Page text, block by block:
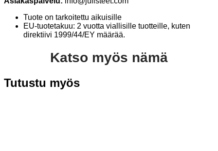
Tuote on tarkoitettu aikuisille
EU-tuotetakuu: 2 vuotta viallisille tuotteille, kuten
direktiivi 1999/44/EY määrää.
Katso myös nämä
Tutustu myös